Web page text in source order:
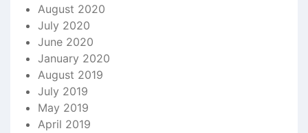
August 2020
July 2020
June 2020
January 2020
August 2019
July 2019
May 2019
April 2019